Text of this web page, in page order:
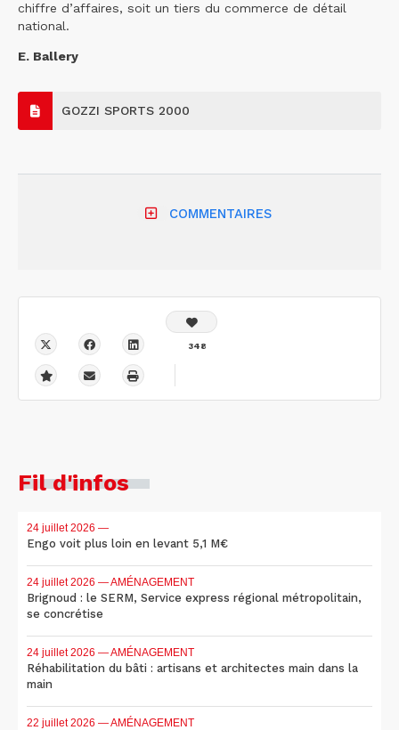
chiffre d’affaires, soit un tiers du commerce de détail
national.
E. Ballery
GOZZI SPORTS 2000
COMMENTAIRES
348
Fil d'infos
24 juillet 2026 —
Engo voit plus loin en levant 5,1 M€
24 juillet 2026 — AMÉNAGEMENT
Brignoud : le SERM, Service express régional métropolitain,
se concrétise
24 juillet 2026 — AMÉNAGEMENT
Réhabilitation du bâti : artisans et architectes main dans la
main
22 juillet 2026 — AMÉNAGEMENT